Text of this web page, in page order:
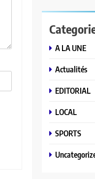
A LA UNE
Actualités
EDITORIAL
LOCAL
SPORTS